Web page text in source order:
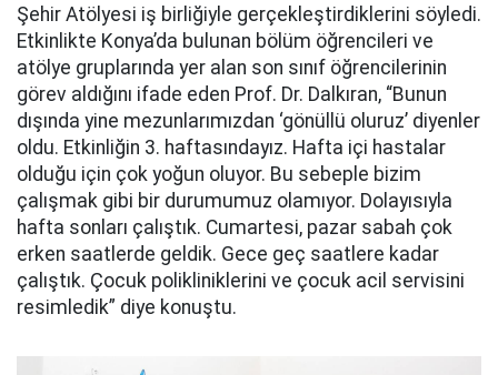
Şehir Atölyesi iş birliğiyle gerçekleştirdiklerini söyledi.
Etkinlikte Konya’da bulunan bölüm öğrencileri ve
atölye gruplarında yer alan son sınıf öğrencilerinin
görev aldığını ifade eden Prof. Dr. Dalkıran, “Bunun
dışında yine mezunlarımızdan ‘gönüllü oluruz’ diyenler
oldu. Etkinliğin 3. haftasındayız. Hafta içi hastalar
olduğu için çok yoğun oluyor. Bu sebeple bizim
çalışmak gibi bir durumumuz olamıyor. Dolayısıyla
hafta sonları çalıştık. Cumartesi, pazar sabah çok
erken saatlerde geldik. Gece geç saatlere kadar
çalıştık. Çocuk polikliniklerini ve çocuk acil servisini
resimledik” diye konuştu.